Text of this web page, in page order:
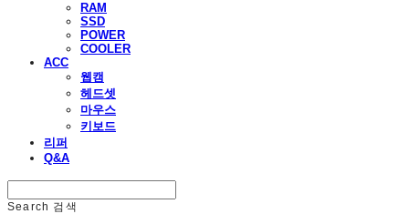
RAM
SSD
POWER
COOLER
ACC
웹캠
헤드셋
마우스
키보드
리퍼
Q&A
Search 검색